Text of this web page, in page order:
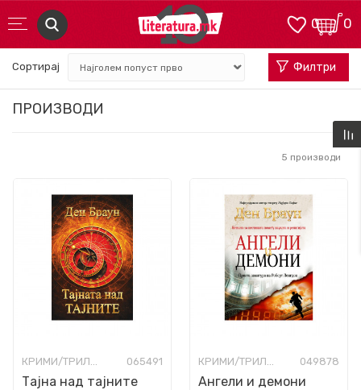
0
0
ПРОИЗВОДИ
Сортирај Филтри
5 производи
КРИМИ/ТРИЛЕР 065491
Тајна над тајните
КРИМИ/ТРИЛЕР 049878
Ангели и демони